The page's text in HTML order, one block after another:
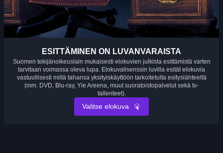
ESITTÄMINEN ON LUVANVARAISTA
Suomen tekijänoikeuslain mukaisesti elokuvien julkista esittämistä varten
tarvitaan voimassa oleva lupa. Elokuvalisenssin luvilla esität elokuvia
vastuullisesti miltä tahansa yksityiskäyttöön tarkoitetulta esityslähteeltä
(mm. DVD, Blu-ray, Yle Areena, muut suoratoistopalvelut sekä tv-
tallenteet).
Valitse elokuva